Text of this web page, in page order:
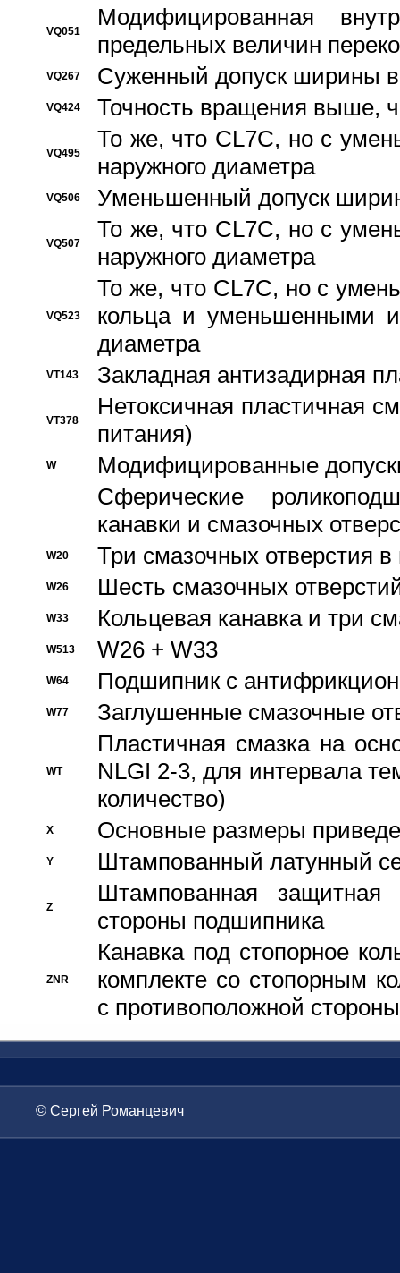
VQ051
Модифицированная
предельных величин
VQ267 Суженный допуск ширины
VQ424 Точность вращения выше,
VQ495
То же, что CL7C, но с
наружного диаметра
VQ506 Уменьшенный допуск
VQ507
То же, что CL7C, но с
наружного диаметра
VQ523
То же, что CL7C, но с
кольца и уменьшенными
диаметра
VT143 Закладная антизадирная
VT378
Нетоксичная пластичная
питания)
W
Модифицированные
Сферические
канавки и смазочных
W20 Три смазочных отверстия
W26 Шесть смазочных
W33 Кольцевая канавка и три
W513 W26 + W33
W64 Подшипник с
W77 Заглушенные смазочные
WT
Пластичная смазка на
NLGI 2-3, для интервала
количество)
X Основные размеры
Y Штампованный латунный
Z
Штампованная
стороны подшипника
ZNR
Канавка под стопорное
комплекте со стопорным
с противоположной стороны
© Сергей Романцевич